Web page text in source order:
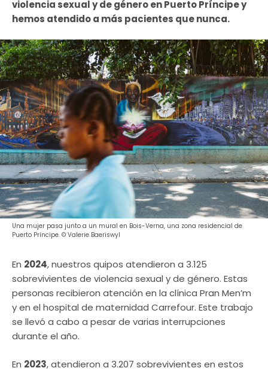
violencia sexual y de género en Puerto Príncipe y
hemos atendido a más pacientes que nunca.
Una mujer pasa junto a un mural en Bois-Verna, una zona residencial de
Puerto Príncipe. © Valerie Baeriswyl
En 2024, nuestros quipos atendieron a 3.125
sobrevivientes de violencia sexual y de género. Estas
personas recibieron atención en la clínica Pran Men’m
y en el hospital de maternidad Carrefour. Este trabajo
se llevó a cabo a pesar de varias interrupciones
durante el año.
En 2023, atendieron a 3.207 sobrevivientes en estos